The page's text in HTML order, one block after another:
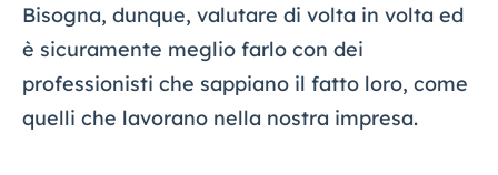
Bisogna, dunque, valutare di volta in volta ed
è sicuramente meglio farlo con dei
professionisti che sappiano il fatto loro, come
quelli che lavorano nella nostra impresa.